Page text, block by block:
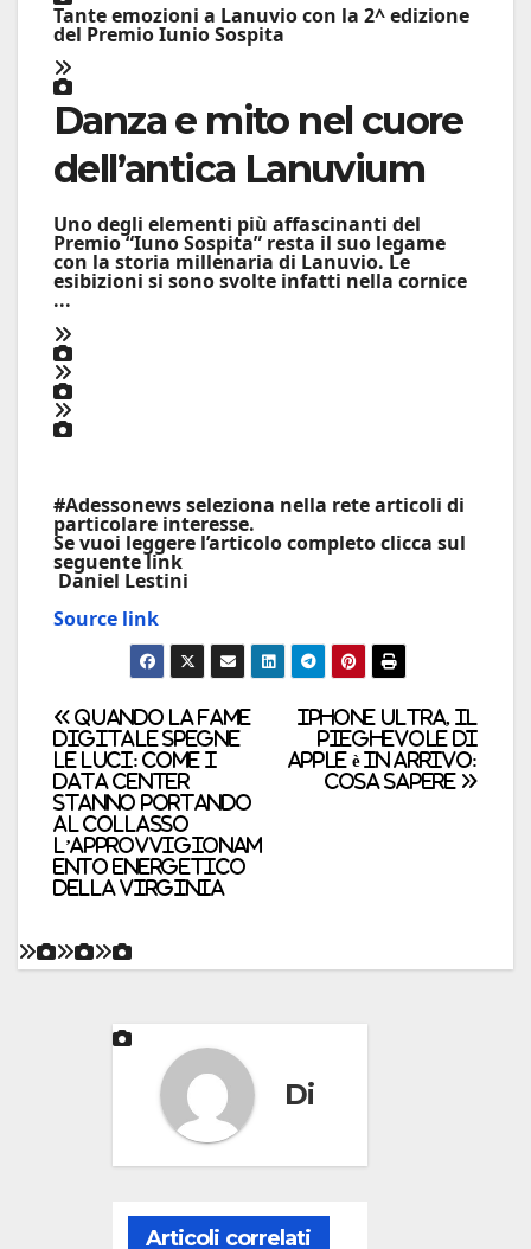
Tante emozioni a Lanuvio con la 2^ edizione
del Premio Iunio Sospita
Danza e mito nel cuore
dell’antica Lanuvium
Uno degli elementi più affascinanti del
Premio “Iuno Sospita” resta il suo legame
con la storia millenaria di Lanuvio. Le
esibizioni si sono svolte infatti nella cornice
...
#Adessonews seleziona nella rete articoli di
particolare interesse.
Se vuoi leggere l’articolo completo clicca sul
seguente link
Daniel Lestini
Source link
Navigazione
articoli
iPhone Ultra, il
pieghevole di
Apple è in arrivo:
cosa sapere
Quando la fame
digitale spegne
le luci: come i
data center
stanno portando
al collasso
l’approvvigionam
ento energetico
della Virginia
Di
Articoli correlati